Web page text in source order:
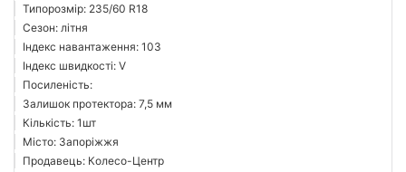
Типорозмір: 235/60 R18
Сезон: літня
Індекс навантаження: 103
Індекс швидкості: V
Посиленість:
Залишок протектора: 7,5 мм
Кількість: 1шт
Місто: Запоріжжя
Продавець: Колесо-Центр